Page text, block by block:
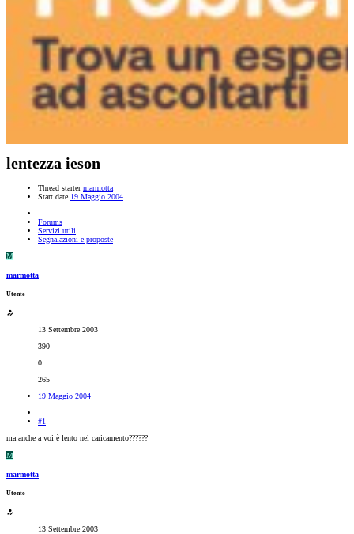
lentezza ieson
Thread starter marmotta
Start date 19 Maggio 2004
Forums
Servizi utili
Segnalazioni e proposte
M
marmotta
Utente
13 Settembre 2003
390
0
265
19 Maggio 2004
#1
ma anche a voi è lento nel caricamento??????
M
marmotta
Utente
13 Settembre 2003